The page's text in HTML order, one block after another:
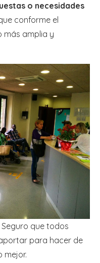
o necesidades
conforme el
más amplia y
que todos
para hacer de
mejor.